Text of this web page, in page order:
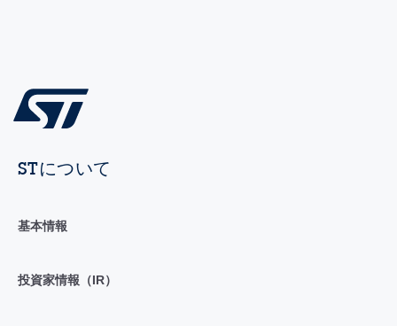
STについて
基本情報
投資家情報（IR）